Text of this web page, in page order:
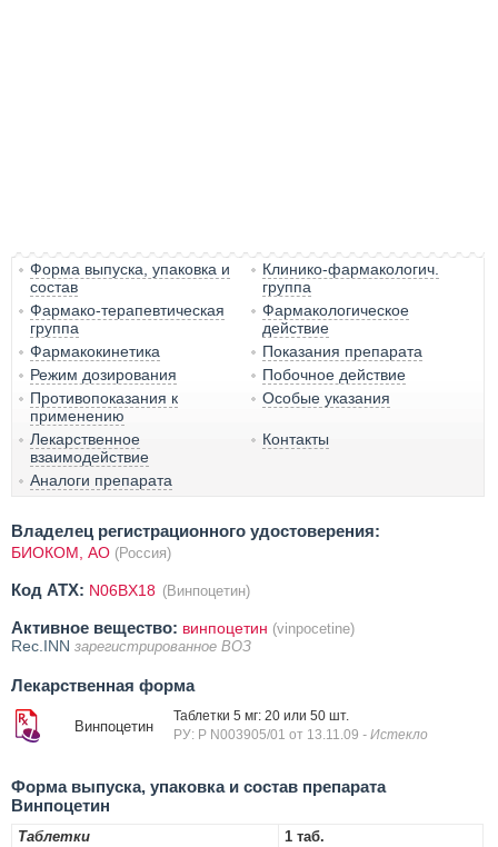
Форма выпуска, упаковка и
состав
Клинико-фармакологич.
группа
Фармако-терапевтическая
группа
Фармакологическое
действие
Фармакокинетика
Показания препарата
Режим дозирования
Побочное действие
Противопоказания к
применению
Особые указания
Лекарственное
взаимодействие
Контакты
Аналоги препарата
Владелец регистрационного удостоверения:
БИОКОМ, АО (Россия)
Код ATX: N06BX18 (Винпоцетин)
Активное вещество: винпоцетин (vinpocetine)
Rec.INN зарегистрированное ВОЗ
Лекарственная форма
Винпоцетин
Таблетки 5 мг: 20 или 50 шт.
РУ: Р N003905/01 от 13.11.09 - Истекло
Форма выпуска, упаковка и состав препарата
Винпоцетин
Таблетки
1 таб.